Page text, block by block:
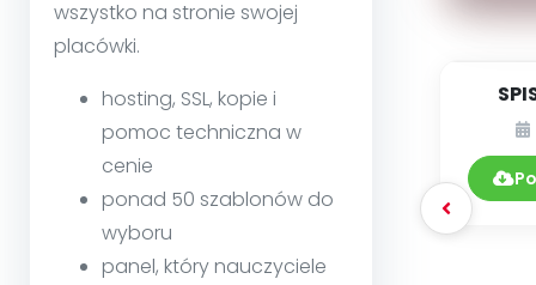
wszystko na stronie swojej
placówki.
hosting, SSL, kopie i
pomoc techniczna w
cenie
ponad 50 szablonów do
wyboru
panel, który nauczyciele